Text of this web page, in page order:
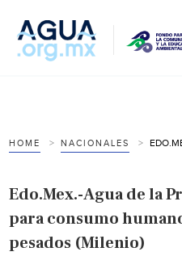
HOME NACIONALES
Edo.Mex.-Agua de la
para consumo
pesados (Milenio)